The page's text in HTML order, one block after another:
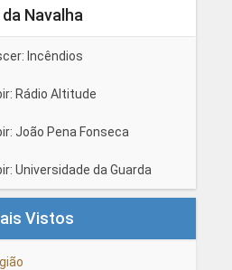
Navalha
Incêndios
Rádio Altitude
João Pena Fonseca
Universidade da Guarda
Vistos